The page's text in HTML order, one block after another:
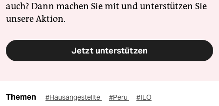
auch? Dann machen Sie mit und unterstützen Sie
unsere Aktion.
Jetzt unterstützen
Themen #Hausangestellte #Peru #ILO